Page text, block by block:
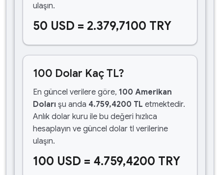
ulaşın.
50 USD = 2.379,7100 TRY
100 Dolar Kaç TL?
En güncel verilere göre, 100 Amerikan
Doları şu anda 4.759,4200 TL etmektedir.
Anlık dolar kuru ile bu değeri hızlıca
hesaplayın ve güncel dolar tl verilerine
ulaşın.
100 USD = 4.759,4200 TRY